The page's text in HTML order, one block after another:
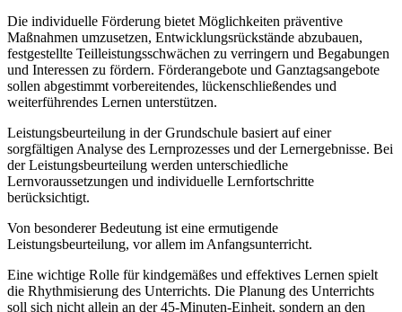
Die individuelle Förderung bietet Möglichkeiten präventive
Maßnahmen umzusetzen, Entwicklungsrückstände abzubauen,
festgestellte Teilleistungsschwächen zu verringern und Begabungen
und Interessen zu fördern. Förderangebote und Ganztagsangebote
sollen abgestimmt vorbereitendes, lückenschließendes und
weiterführendes Lernen unterstützen.
Leistungsbeurteilung in der Grundschule basiert auf einer
sorgfältigen Analyse des Lernprozesses und der Lernergebnisse. Bei
der Leistungsbeurteilung werden unterschiedliche
Lernvoraussetzungen und individuelle Lernfortschritte
berücksichtigt.
Von besonderer Bedeutung ist eine ermutigende
Leistungsbeurteilung, vor allem im Anfangsunterricht.
Eine wichtige Rolle für kindgemäßes und effektives Lernen spielt
die Rhythmisierung des Unterrichts. Die Planung des Unterrichts
soll sich nicht allein an der 45-Minuten-Einheit, sondern an den